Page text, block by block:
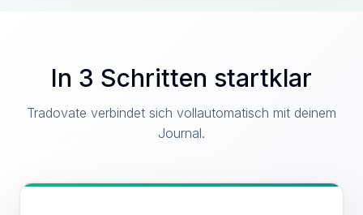
In 3 Schritten startklar
Tradovate verbindet sich vollautomatisch mit deinem
Journal.